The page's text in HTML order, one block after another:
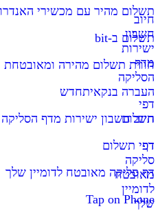
חיוב
חשבון
ישירות
מדף
הסליקה
דפי
תשלום
דף
סליקה
מאובטח
לדומיין
שלך
תשלום מהיר עם מכשירי
תשלום ב-bit
חווית תשלום מהירה ומאובטחת
העברה בנקאיתחדש
חיוב חשבון ישירות מדף הסליקה
דפי תשלום
דף סליקה מאובטח לדומיין שלך
Tap on Phone